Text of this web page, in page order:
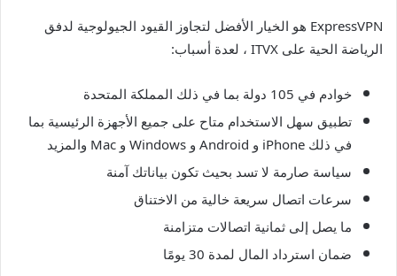
ExpressVPN هو الخيار الأفضل لتجاوز القيود الجيولوجية لدفق
الرياضة الحية على ITVX ، لعدة أسباب:
خوادم في 105 دولة بما في ذلك المملكة المتحدة
تطبيق سهل الاستخدام متاح على جميع الأجهزة الرئيسية بما
في ذلك iPhone و Android و Windows و Mac والمزيد
سياسة صارمة لا تسد بحيث تكون بياناتك آمنة
سرعات اتصال سريعة خالية من الاختناق
ما يصل إلى ثمانية اتصالات متزامنة
ضمان استرداد المال لمدة 30 يومًا